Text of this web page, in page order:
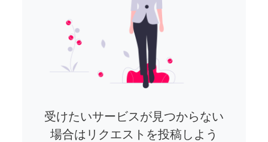
受けたいサービスが見つからない
場合はリクエストを投稿しよう